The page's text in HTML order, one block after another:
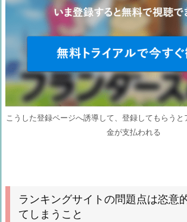
こうした登録ページへ誘導して、登録してもらう
金が支払われる
ランキングサイトの問題点は恣意
てしまうこと